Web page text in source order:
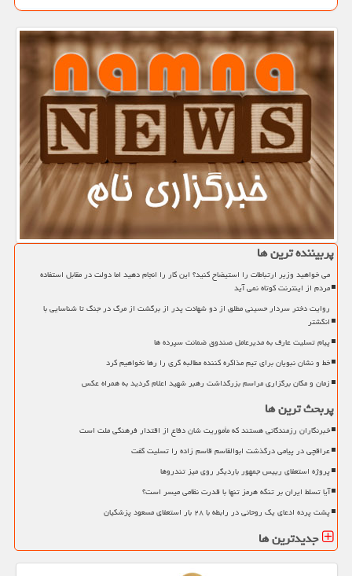
پربیننده ترین ها
می خواهید وزیر ارتباطات را استیضاح کنید؟ این کار را انجام دهید اما دولت در مقابل استفاده
مردم از اینترنت کوتاه نمی آید
روایت دختر سردار حسینی مطلق از دو شهادت پدر از برگشت از مرگ در جنگ تا شناسایی با
انگشتر
پیام تسلیت عارف به مدیرعامل صندوق ضمانت سپرده ها
خط و نشان نبویان برای تیم مذاکره کننده مطالبه گری را رها نخواهیم کرد
زمان و مکان برگزاری مراسم بزرگداشت رهبر شهید اعلام گردید به همراه عکس
پربحث ترین ها
خبرنگاران رزمندگانی هستند که مأموریت شان دفاع از اقتدار فرهنگی ملت است
عراقچی در پیامی درگذشت ابوالقاسم قاسم زاده را تسلیت گفت
پروژه استعفای رییس جمهور باردیگر روی میز تندروها
آیا تسلط ایران بر تنگه هرمز تنها با قدرت نظامی میسر است؟
پشت پرده ادعای یک روحانی در رابطه با ۲۸ بار استعفای مسعود پزشکیان
جدیدترین ها